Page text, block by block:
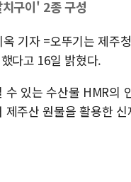
구이' 2종 구성
기자 =오뚜기는 제주
다고 16일 밝혔다.
수 있는 수산물 HMR의
제주산 원물을 활용한